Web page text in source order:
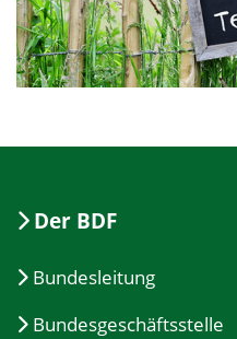
Der BDF
Bundesleitung
Bundesgeschäftsstelle